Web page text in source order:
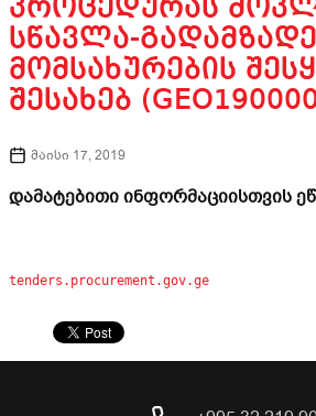
ᲞᲠᲝᲪᲔᲓᲣᲠᲐᲡ
ᲡᲬᲐᲕᲚᲐ-
ᲛᲝᲛᲡᲐᲮᲣᲠᲔᲑᲘᲡ
ᲨᲔᲡᲐᲮᲔᲑ
მაისი 17, 2019
დამატებითი ინფორმაციისთვის
tenders.procurement.gov.ge